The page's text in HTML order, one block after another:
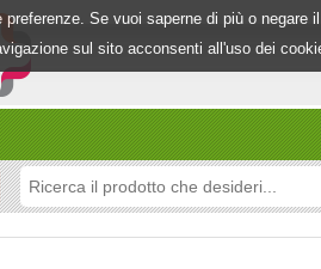
Se vuoi saperne di più o negare
sul sito acconsenti all'uso dei